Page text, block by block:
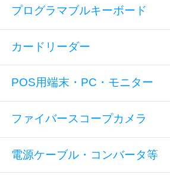
プログラマブルキーボード
カードリーダー
POS用端末・PC・モニター
ファイバースコープカメラ
電源ケーブル・コンバータ等